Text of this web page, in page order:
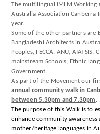
The multilingual IMLM Working
Australia Association Canberra
year.
Some of the other partners are
Bangladeshi Architects in
Peoples, FECCA, ANU,
mainstream Schools, Ethnic
Government.
As part of the Movement our
annual community walk in
between 5.30pm and 7.30pm .
The purpose of this Walk is to
enhance community
mother/heritage languages in